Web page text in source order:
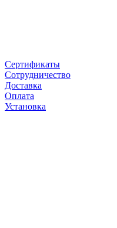
Сертификаты
Сотрудничество
Доставка
Оплата
Установка